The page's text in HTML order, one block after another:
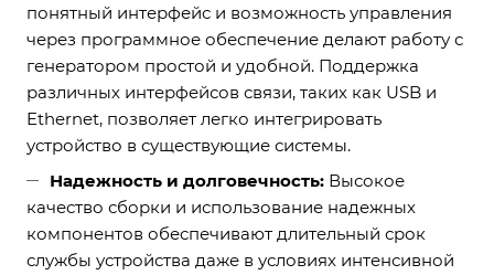
понятный интерфейс и возможность управления
через программное обеспечение делают работу с
генератором простой и удобной. Поддержка
различных интерфейсов связи, таких как USB и
Ethernet, позволяет легко интегрировать
устройство в существующие системы.
Надежность и долговечность: Высокое
качество сборки и использование надежных
компонентов обеспечивают длительный срок
службы устройства даже в условиях интенсивной